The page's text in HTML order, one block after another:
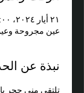
٢١ أيار ٢٠٢٤، ٨:٠٠ ص – ١:٣٠ م
عين مجروحة
نبذة عن
تلتقي منى حجر